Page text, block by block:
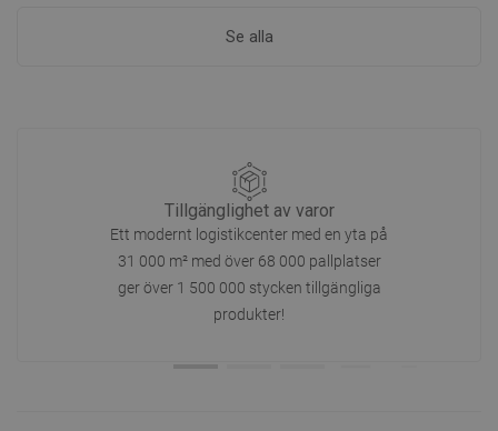
Se alla
Tillgänglighet av varor
Ett modernt logistikcenter med en yta på
31 000 m² med över 68 000 pallplatser
ger över 1 500 000 stycken tillgängliga
produkter!